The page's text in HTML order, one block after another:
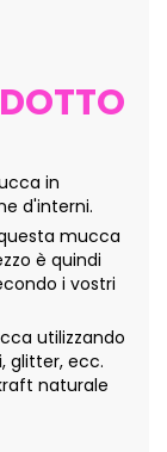
in
d'interni.
mucca
è quindi
i vostri
utilizzando
glitter, ecc.
naturale